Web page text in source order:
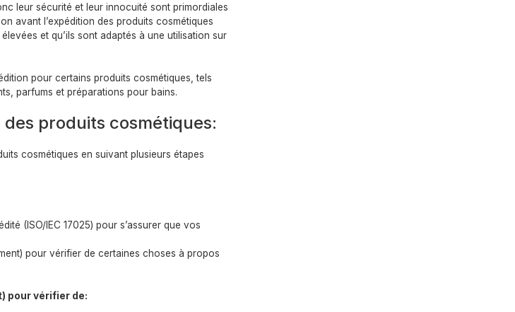
leur sécurité et leur innocuité sont primordiales
avant l’expédition des produits cosmétiques
et qu’ils sont adaptés à une utilisation sur
pour certains produits cosmétiques, tels
parfums et préparations pour bains.
des produits cosmétiques:
cosmétiques en suivant plusieurs étapes
(ISO/IEC 17025) pour s’assurer que vos
pour vérifier de certaines choses à propos
pour vérifier de: